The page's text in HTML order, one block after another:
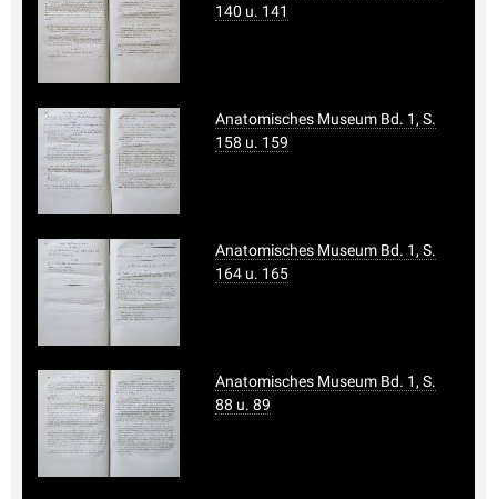
140 u. 141
Anatomisches Museum Bd. 1, S.
158 u. 159
Anatomisches Museum Bd. 1, S.
164 u. 165
Anatomisches Museum Bd. 1, S.
88 u. 89